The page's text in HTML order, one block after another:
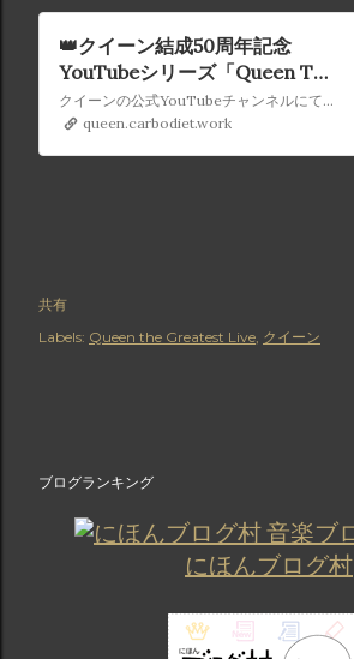
👑クイーン結成50周年記念
YouTubeシリーズ「Queen The
Greatest」
クイーンの公式YouTubeチャンネルにて2021年3月19日から2022年3月まで約1年に渡って、毎週週替わりで50本の映像が公開されるシリーズ企画「Queen The Greatest」のまとめページです。
queen.carbodiet.work
共有
Labels: Queen the Greatest Live クイーン
ブログランキング
にほんブログ村